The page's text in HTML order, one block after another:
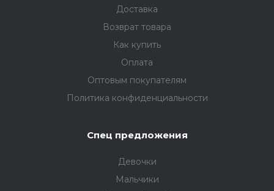
Доставка
Возврат товара
Как купить
Оплата
Оптовым покупателям
Политика конфиденциальности
Спец предложения
Девочки
Мальчики